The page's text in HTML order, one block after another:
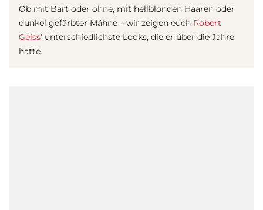
Ob mit Bart oder ohne, mit hellblonden Haaren oder
dunkel gefärbter Mähne – wir zeigen euch Robert
Geiss' unterschiedlichste Looks, die er über die Jahre
hatte.